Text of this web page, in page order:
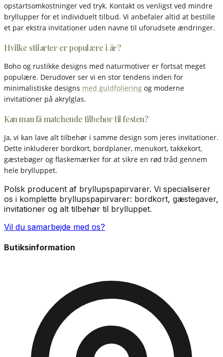
opstartsomkostninger ved tryk. Kontakt os venligst ved mindre
bryllupper for et individuelt tilbud. Vi anbefaler altid at bestille
et par ekstra invitationer uden navne til uforudsete ændringer.
Hvilke stilarter er populære i år?
Boho og rustikke designs med naturmotiver er fortsat meget
populære. Derudover ser vi en stor tendens inden for
minimalistiske designs med guldfoliering og moderne
invitationer på akrylglas.
Kan man få matchende tilbehør til festen?
Ja, vi kan lave alt tilbehør i samme design som jeres invitationer.
Dette inkluderer bordkort, bordplaner, menukort, takkekort,
gæstebøger og flaskemærker for at sikre en rød tråd gennem
hele brylluppet.
Polsk producent af bryllupspapirvarer. Vi specialiserer
os i komplette bryllupspapirvarer: bordkort, gæstegaver,
invitationer og alt tilbehør til brylluppet.
Vil du samarbejde med os?
Butiksinformation